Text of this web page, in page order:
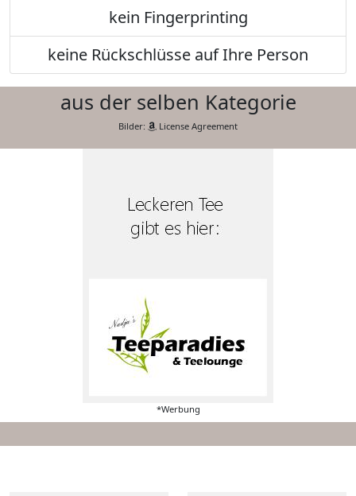
kein Fingerprinting
keine Rückschlüsse auf Ihre Person
aus der selben Kategorie
Bilder: License Agreement
*Werbung